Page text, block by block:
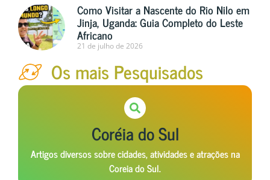
Como Visitar a Nascente do Rio Nilo em
Jinja, Uganda: Guia Completo do Leste
Africano
21 de julho de 2026
Os mais Pesquisados
Coréia do Sul
Artigos diversos sobre cidades, atividades e atrações na
Coreia do Sul.